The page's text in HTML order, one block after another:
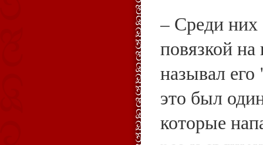
– Среди
повязкой
называл
это был
которые